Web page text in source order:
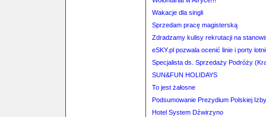
Wakacje dla singli
Sprzedam pracę magisterską
Zdradzamy kulisy rekrutacji na
eSKY.pl pozwala ocenić linie i porty
Specjalista ds. Sprzedaży Podróży
SUN&FUN HOLIDAYS
To jest żałosne
Podsumowanie Prezydium Polskiej
Hotel System Dźwirzyno